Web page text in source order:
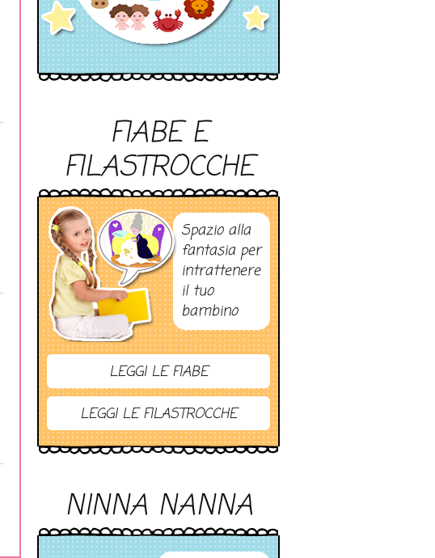
FIABE E
FILASTROCCHE
Spazio alla
fantasia per
intrattenere
il tuo
bambino
LEGGI LE FIABE
LEGGI LE FILASTROCCHE
NINNA NANNA